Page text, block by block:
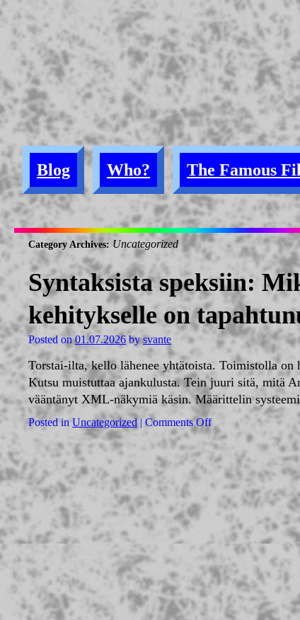
Blog Who? The Famous
Category Archives: Uncategorized
Syntaksista speksiin:
kehitykselle on
Posted on 01.07.2026 by svante
Torstai-ilta, kello lähenee yhtätoista. Toimistolla
Kutsu muistuttaa ajankulusta. Tein juuri sitä, mitä
vääntänyt XML-näkymiä käsin. Määrittelin
Posted in Uncategorized | Comments Off